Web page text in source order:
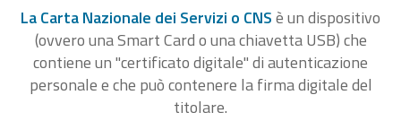
La Carta Nazionale dei Servizi o CNSè un dispositivo
(ovvero una Smart Card o una chiavetta USB) che
contiene un "certificato digitale" di autenticazione
personale e che può contenere la firma digitale del
titolare.